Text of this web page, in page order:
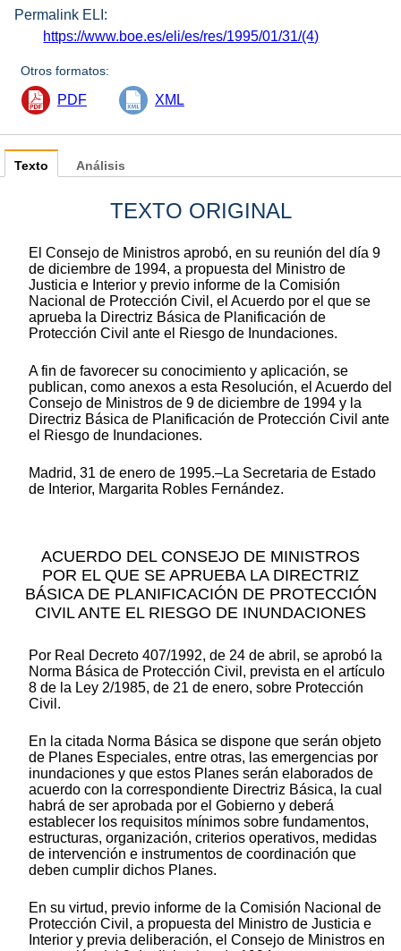
Permalink ELI:
https://www.boe.es/eli/es/res/1995/01/31/(4)
Otros formatos:
PDF XML
Texto
TEXTO ORIGINAL
El Consejo de Ministros aprobó, en su reunión del día 9
de diciembre de 1994, a propuesta del Ministro de
Justicia e Interior y previo informe de la Comisión
Nacional de Protección Civil, el Acuerdo por el que se
aprueba la Directriz Básica de Planificación de
Protección Civil ante el Riesgo de Inundaciones.
A fin de favorecer su conocimiento y aplicación, se
publican, como anexos a esta Resolución, el Acuerdo del
Consejo de Ministros de 9 de diciembre de 1994 y la
Directriz Básica de Planificación de Protección Civil ante
el Riesgo de Inundaciones.
Madrid, 31 de enero de 1995.–La Secretaria de Estado
de Interior, Margarita Robles Fernández.
ACUERDO DEL CONSEJO DE MINISTROS
POR EL QUE SE APRUEBA LA DIRECTRIZ
BÁSICA DE PLANIFICACIÓN DE PROTECCIÓN
CIVIL ANTE EL RIESGO DE INUNDACIONES
Por Real Decreto 407/1992, de 24 de abril, se aprobó la
Norma Básica de Protección Civil, prevista en el artículo
8 de la Ley 2/1985, de 21 de enero, sobre Protección
Civil.
En la citada Norma Básica se dispone que serán objeto
de Planes Especiales, entre otras, las emergencias por
inundaciones y que estos Planes serán elaborados de
acuerdo con la correspondiente Directriz Básica, la cual
habrá de ser aprobada por el Gobierno y deberá
establecer los requisitos mínimos sobre fundamentos,
estructuras, organización, criterios operativos, medidas
de intervención e instrumentos de coordinación que
deben cumplir dichos Planes.
En su virtud, previo informe de la Comisión Nacional de
Protección Civil, a propuesta del Ministro de Justicia e
Interior y previa deliberación, el Consejo de Ministros en
Análisis